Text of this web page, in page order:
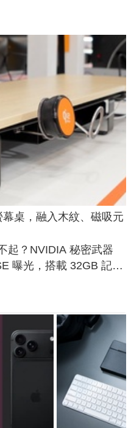
桌，融入木紋、磁吸元
起？NVIDIA 秘密武器
曝光，搭載 32GB 記憶